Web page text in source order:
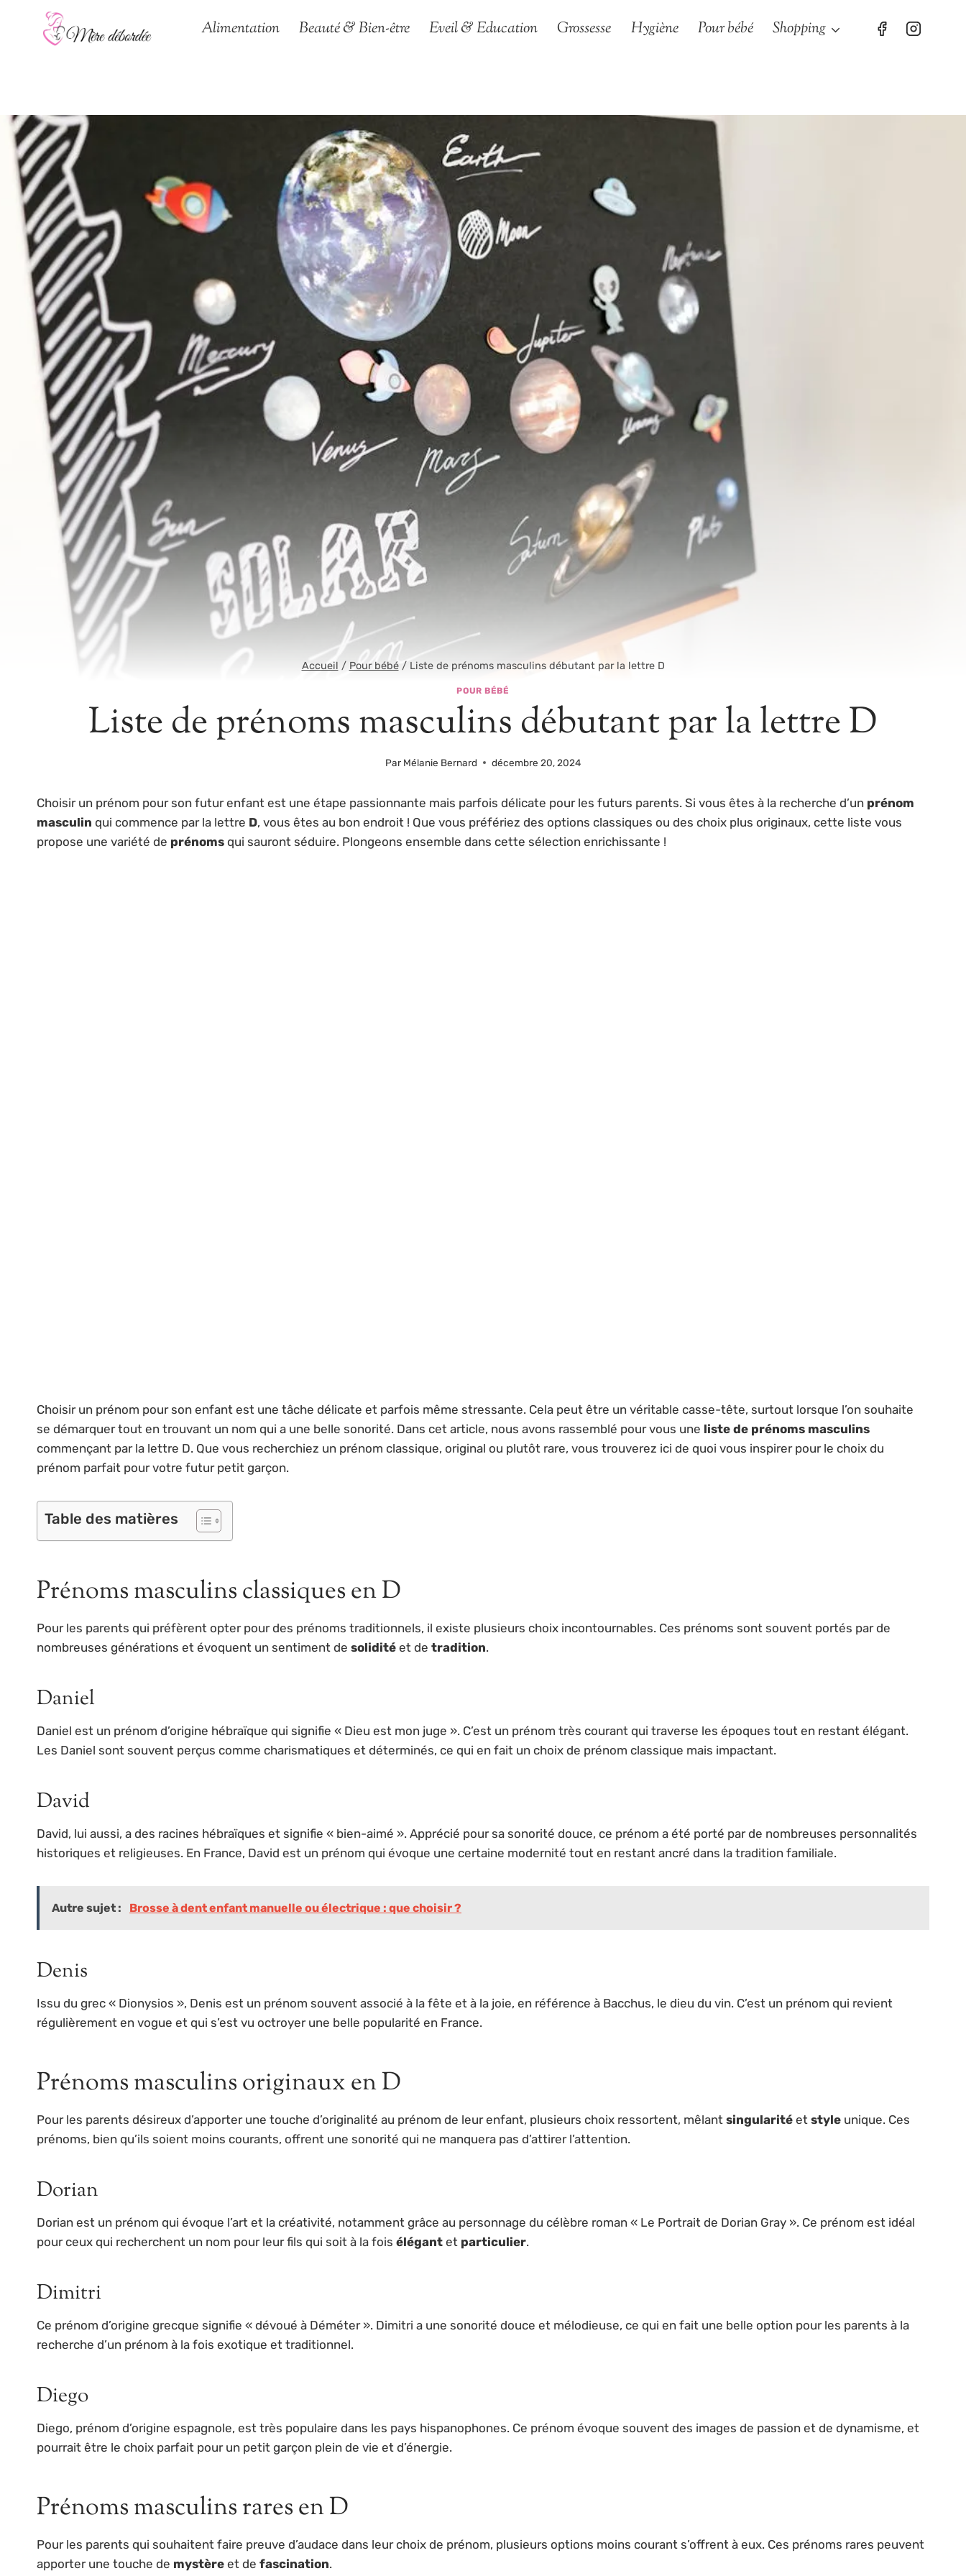
Alimentation Beauté & Bien-être Eveil & Education Grossesse Hygiène Pour bébé Shopping
Accueil / Pour bébé / Liste de prénoms masculins débutant par la lettre D
POUR BÉBÉ
Liste de prénoms masculins débutant par la lettre D
Par Mélanie Bernard décembre 20, 2024
Choisir un prénom pour son futur enfant est une étape passionnante mais parfois délicate pour les futurs parents. Si vous êtes à la recherche d’un prénom
masculin qui commence par la lettre D, vous êtes au bon endroit ! Que vous préfériez des options classiques ou des choix plus originaux, cette liste vous
propose une variété de prénoms qui sauront séduire. Plongeons ensemble dans cette sélection enrichissante !
Choisir un prénom pour son enfant est une tâche délicate et parfois même stressante. Cela peut être un véritable casse-tête, surtout lorsque l’on souhaite
se démarquer tout en trouvant un nom qui a une belle sonorité. Dans cet article, nous avons rassemblé pour vous une liste de prénoms masculins
commençant par la lettre D. Que vous recherchiez un prénom classique, original ou plutôt rare, vous trouverez ici de quoi vous inspirer pour le choix du
prénom parfait pour votre futur petit garçon.
Table des matières
Prénoms masculins classiques en D
Pour les parents qui préfèrent opter pour des prénoms traditionnels, il existe plusieurs choix incontournables. Ces prénoms sont souvent portés par de
nombreuses générations et évoquent un sentiment de solidité et de tradition.
Daniel
Daniel est un prénom d’origine hébraïque qui signifie « Dieu est mon juge ». C’est un prénom très courant qui traverse les époques tout en restant élégant.
Les Daniel sont souvent perçus comme charismatiques et déterminés, ce qui en fait un choix de prénom classique mais impactant.
David
David, lui aussi, a des racines hébraïques et signifie « bien-aimé ». Apprécié pour sa sonorité douce, ce prénom a été porté par de nombreuses personnalités
historiques et religieuses. En France, David est un prénom qui évoque une certaine modernité tout en restant ancré dans la tradition familiale.
Autre sujet : Brosse à dent enfant manuelle ou électrique : que choisir ?
Denis
Issu du grec « Dionysios », Denis est un prénom souvent associé à la fête et à la joie, en référence à Bacchus, le dieu du vin. C’est un prénom qui revient
régulièrement en vogue et qui s’est vu octroyer une belle popularité en France.
Prénoms masculins originaux en D
Pour les parents désireux d’apporter une touche d’originalité au prénom de leur enfant, plusieurs choix ressortent, mêlant singularité et style unique. Ces
prénoms, bien qu’ils soient moins courants, offrent une sonorité qui ne manquera pas d’attirer l’attention.
Dorian
Dorian est un prénom qui évoque l’art et la créativité, notamment grâce au personnage du célèbre roman « Le Portrait de Dorian Gray ». Ce prénom est idéal
pour ceux qui recherchent un nom pour leur fils qui soit à la fois élégant et particulier.
Dimitri
Ce prénom d’origine grecque signifie « dévoué à Déméter ». Dimitri a une sonorité douce et mélodieuse, ce qui en fait une belle option pour les parents à la
recherche d’un prénom à la fois exotique et traditionnel.
Diego
Diego, prénom d’origine espagnole, est très populaire dans les pays hispanophones. Ce prénom évoque souvent des images de passion et de dynamisme, et
pourrait être le choix parfait pour un petit garçon plein de vie et d’énergie.
Prénoms masculins rares en D
Pour les parents qui souhaitent faire preuve d’audace dans leur choix de prénom, plusieurs options moins courant s’offrent à eux. Ces prénoms rares peuvent
apporter une touche de mystère et de fascination.